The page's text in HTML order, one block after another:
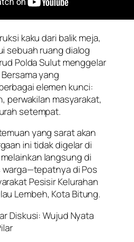
kaku dari balik meja,
sebuah ruang dialog
Polda Sulut menggelar
yang
elemen kunci:
perwakilan masyarakat,
setempat.
yang sarat akan
ini tidak digelar di
langsung di
di Pos
Pesisir Kelurahan
Lembeh, Kota Bitung.
Diskusi: Wujud Nyata